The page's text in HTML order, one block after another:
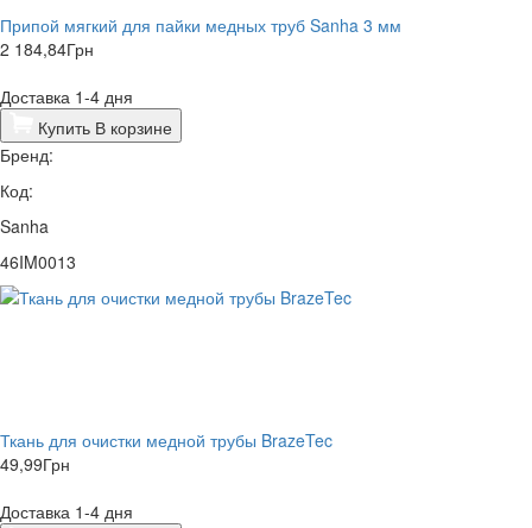
Припой мягкий для пайки медных труб Sanha 3 мм
2 184,84Грн
Доставка 1-4 дня
Купить В корзине
Бренд:
Код:
Sanha
46IM0013
Ткань для очистки медной трубы BrazeTec
49,99Грн
Доставка 1-4 дня